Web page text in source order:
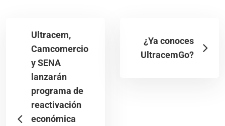
Ultracem,
Camcomercio
y SENA
lanzarán
programa de
reactivación
económica
¿Ya conoces
UltracemGo?